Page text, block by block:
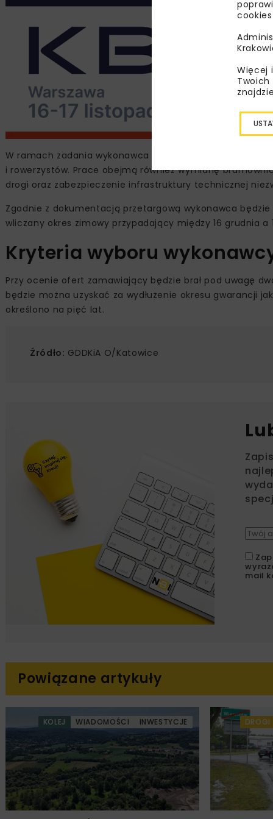
W ramach zadania wykonawca wymieni nawierzchnię
i rowerzystów. Prace obejmą również wymianę
drogi oraz zabezpieczenie infrastruktury technicznej
Zgodnie z dokumentacją przetargową wykonawca
wliczany okres zimowy przypadający między 16 grudnia a
Kryteria wyboru
Przy ocenie ofert zamawiający będzie brał pod uwagę
będzie można uzyskać za wydłużenie okresu gwarancji
określono na pięć lat.
Źródło: GDDKiA O/Katowice
mail
Powiązane artykuły
KOLEJ WIADOMOŚCI INWESTYCJE DROGI
Więcej